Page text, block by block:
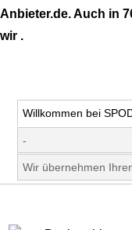
Anbieter.de. Auch in
wir .
Willkommen bei
-
Wir übernehmen